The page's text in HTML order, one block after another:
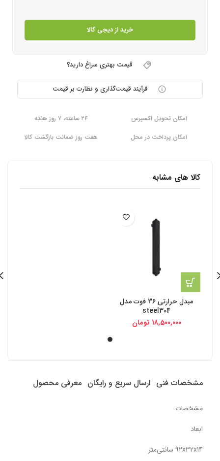
خرید از دیجی کالا
قیمت بهتری سراغ دارید؟
فرآیند قیمت‌گذاری و نظارت بر قیمت
امکان تحویل اکسپرس
۲۴ ساعته، ۷ روز هفته
امکان پرداخت در محل
هفت روز ضمانت بازگشت کالا
کالا های مشابه
مبدل حرارتی 36 فوت مدل
steel304
18,500,000 تومان
مشخصات فنی ارسال سریع و رایگان معرفی محصول
مشخصات
ابعاد
92x32x14 سانتی‌متر